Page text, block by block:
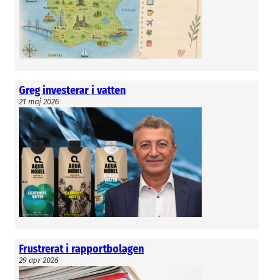
bolaget in 23 Mkr före emissionskostnader.
Bolaget säljer produkter för godartad
prostataförstoring.
Greg investerar i vatten
21 maj 2026
Frustrerat i rapportbolagen
29 apr 2026